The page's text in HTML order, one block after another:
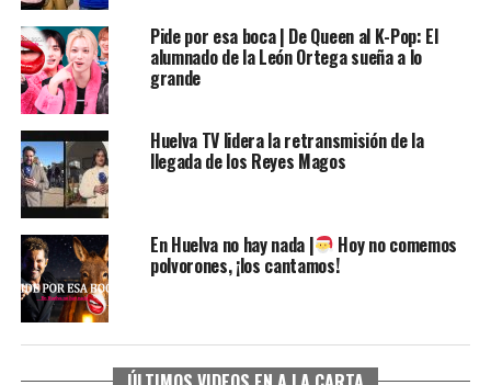
Pide por esa boca | De Queen al K-Pop: El
alumnado de la León Ortega sueña a lo
grande
Huelva TV lidera la retransmisión de la
llegada de los Reyes Magos
En Huelva no hay nada | Hoy no comemos
polvorones, ¡los cantamos!